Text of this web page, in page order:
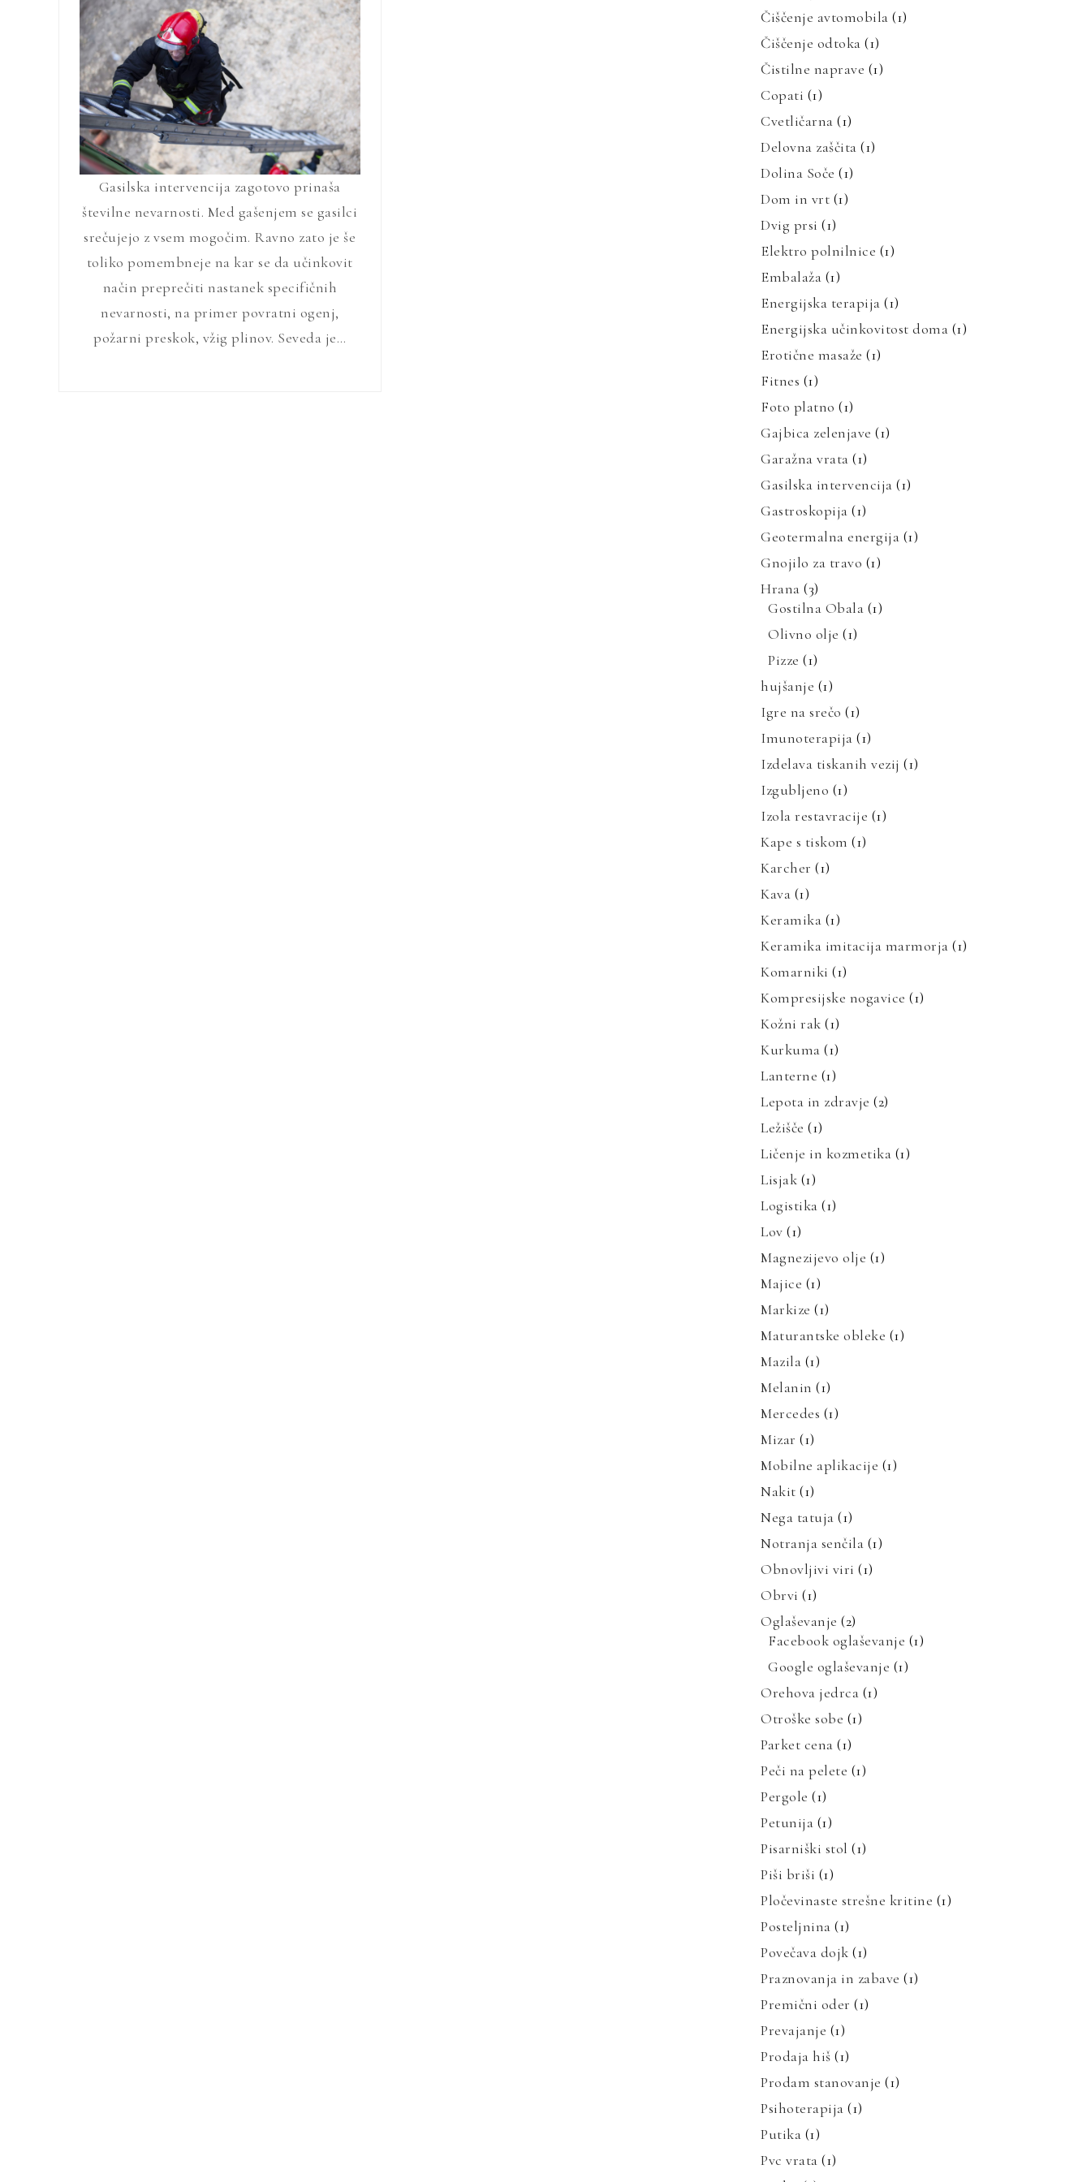
Gasilska intervencija zagotovo prinaša
številne nevarnosti. Med gašenjem se gasilci
srečujejo z vsem mogočim. Ravno zato je še
toliko pomembneje na kar se da učinkovit
način preprečiti nastanek specifičnih
nevarnosti, na primer povratni ogenj,
požarni preskok, vžig plinov. Seveda je…
Čiščenje avtomobila (1)
Čiščenje odtoka (1)
Čistilne naprave (1)
Copati (1)
Cvetličarna (1)
Delovna zaščita (1)
Dolina Soče (1)
Dom in vrt (1)
Dvig prsi (1)
Elektro polnilnice (1)
Embalaža (1)
Energijska terapija (1)
Energijska učinkovitost doma (1)
Erotične masaže (1)
Fitnes (1)
Foto platno (1)
Gajbica zelenjave (1)
Garažna vrata (1)
Gasilska intervencija (1)
Gastroskopija (1)
Geotermalna energija (1)
Gnojilo za travo (1)
Hrana (3)
Gostilna Obala (1)
Olivno olje (1)
Pizze (1)
hujšanje (1)
Igre na srečo (1)
Imunoterapija (1)
Izdelava tiskanih vezij (1)
Izgubljeno (1)
Izola restavracije (1)
Kape s tiskom (1)
Karcher (1)
Kava (1)
Keramika (1)
Keramika imitacija marmorja (1)
Komarniki (1)
Kompresijske nogavice (1)
Kožni rak (1)
Kurkuma (1)
Lanterne (1)
Lepota in zdravje (2)
Ležišče (1)
Ličenje in kozmetika (1)
Lisjak (1)
Logistika (1)
Lov (1)
Magnezijevo olje (1)
Majice (1)
Markize (1)
Maturantske obleke (1)
Mazila (1)
Melanin (1)
Mercedes (1)
Mizar (1)
Mobilne aplikacije (1)
Nakit (1)
Nega tatuja (1)
Notranja senčila (1)
Obnovljivi viri (1)
Obrvi (1)
Oglaševanje (2)
Facebook oglaševanje (1)
Google oglaševanje (1)
Orehova jedrca (1)
Otroške sobe (1)
Parket cena (1)
Peči na pelete (1)
Pergole (1)
Petunija (1)
Pisarniški stol (1)
Piši briši (1)
Pločevinaste strešne kritine (1)
Posteljnina (1)
Povečava dojk (1)
Praznovanja in zabave (1)
Premični oder (1)
Prevajanje (1)
Prodaja hiš (1)
Prodam stanovanje (1)
Psihoterapija (1)
Putika (1)
Pvc vrata (1)